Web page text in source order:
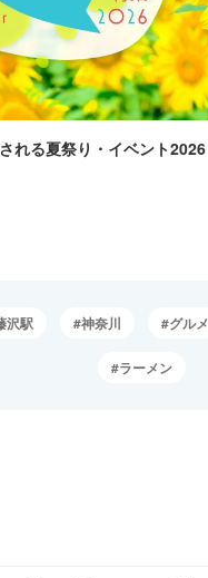
れる夏祭り・イベント2026
沢駅 神奈川 グルメ
ラーメン